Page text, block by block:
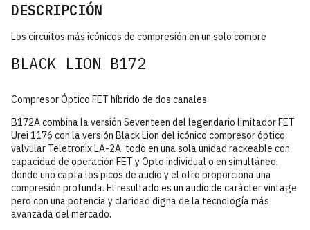
DESCRIPCIÓN
Los circuitos más icónicos de compresión en un solo compre
BLACK LION B172
Compresor Óptico FET híbrido de dos canales
B172A combina la versión Seventeen del legendario limitador FET
Urei 1176 con la versión Black Lion del icónico compresor óptico
valvular Teletronix LA-2A, todo en una sola unidad rackeable con
capacidad de operación FET y Opto individual o en simultáneo,
donde uno capta los picos de audio y el otro proporciona una
compresión profunda. El resultado es un audio de carácter vintage
pero con una potencia y claridad digna de la tecnología más
avanzada del mercado.